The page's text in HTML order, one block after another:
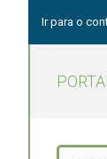
Ir para o